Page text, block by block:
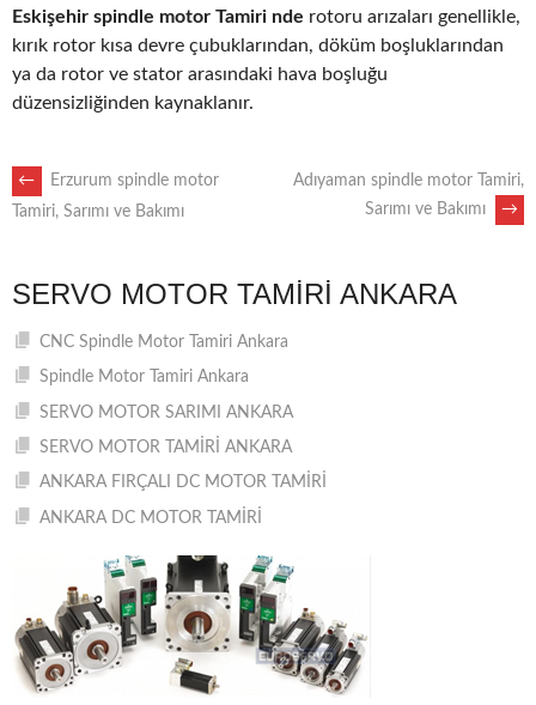
Eskişehir spindle motor Tamiri nde rotoru arızaları genellikle,
kırık rotor kısa devre çubuklarından, döküm boşluklarından
ya da rotor ve stator arasındaki hava boşluğu
düzensizliğinden kaynaklanır.
POST
←
Erzurum spindle motor
Tamiri, Sarımı ve Bakımı
Adıyaman spindle motor Tamiri,
Sarımı ve Bakımı
→
SERVO MOTOR TAMIRI ANKARA
CNC Spindle Motor Tamiri Ankara
Spindle Motor Tamiri Ankara
SERVO MOTOR SARIMI ANKARA
SERVO MOTOR TAMİRİ ANKARA
ANKARA FIRÇALI DC MOTOR TAMİRİ
ANKARA DC MOTOR TAMİRİ